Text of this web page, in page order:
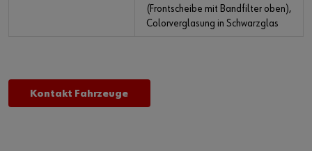
(Frontscheibe mit Bandfilter oben),
Colorverglasung in Schwarzglas
Kontakt Fahrzeuge